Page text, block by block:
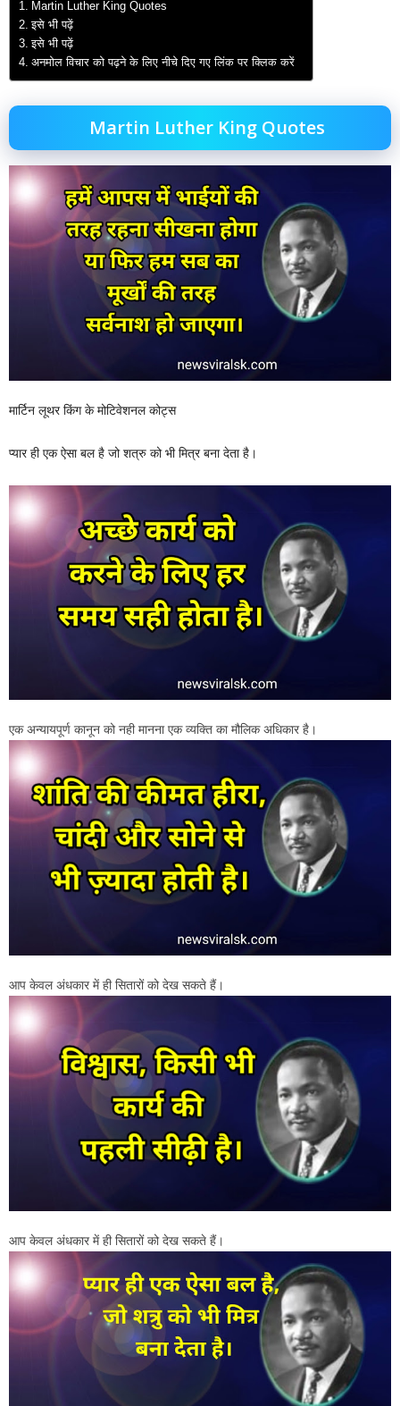
Martin Luther King Quotes
इसे भी पढ़ें
इसे भी पढ़ें
अनमोल विचार को पढ़ने के लिए नीचे दिए गए लिंक पर क्लिक करें
Martin Luther King Quotes
मार्टिन लूथर किंग के मोटिवेशनल कोट्स
प्यार ही एक ऐसा बल है जो शत्रु को भी मित्र बना देता है।
एक अन्यायपूर्ण कानून को नही मानना एक व्यक्ति का मौलिक अधिकार है।
आप केवल अंधकार में ही सितारों को देख सकते हैं।
आप केवल अंधकार में ही सितारों को देख सकते हैं।